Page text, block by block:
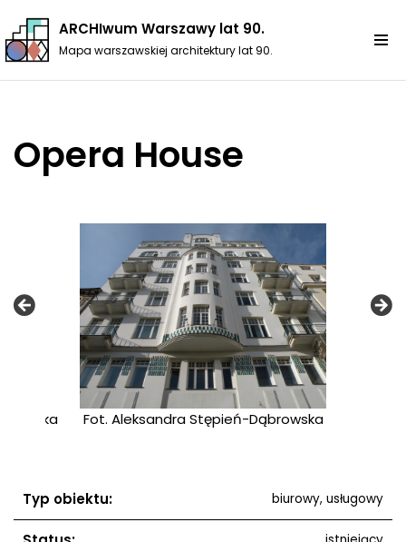
Przejdź
ARCHIwum Warszawy lat 90.
Mapa warszawskiej architektury lat 90.
Opera House
Fot. Aleksandra Stępień-Dąbrowska
Typ obiektu: biurowy, usługowy